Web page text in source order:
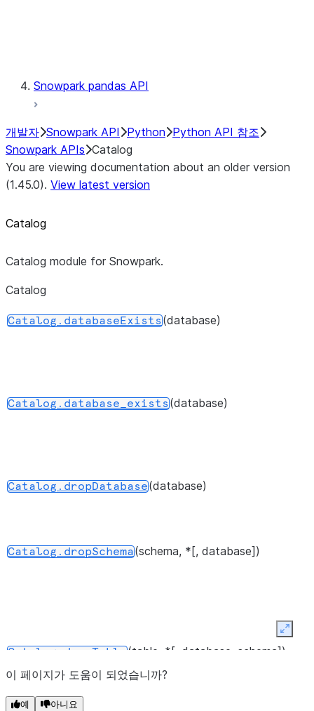
Snowpark pandas API
개발자 Snowpark API Python Python API 참조
Snowpark APIs Catalog
You are viewing documentation about an older version
(1.45.0). View latest version
Catalog
Catalog module for Snowpark.
Catalog
Catalog.databaseExists(database)
Catalog.database_exists(database)
Catalog.dropDatabase(database)
Catalog.dropSchema(schema, *[, database])
Catalog.dropTable(table, *[, database, schema])
이 페이지가 도움이 되었습니까?
예 아니요